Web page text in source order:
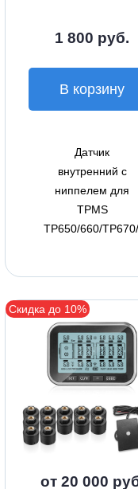
1 800 руб.
В корзину
Датчик
внутренний с
ниппелем для
TPMS
TP650/660/
Скидка до 10%
от 20 000